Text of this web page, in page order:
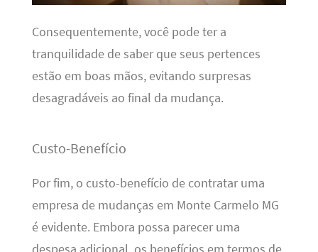
Consequentemente, você pode ter a
tranquilidade de saber que seus pertences
estão em boas mãos, evitando surpresas
desagradáveis ao final da mudança.
Custo-Benefício
Por fim, o custo-benefício de contratar uma
empresa de mudanças em Monte Carmelo MG
é evidente. Embora possa parecer uma